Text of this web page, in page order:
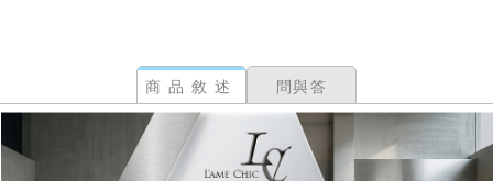
商品敘述 問與答